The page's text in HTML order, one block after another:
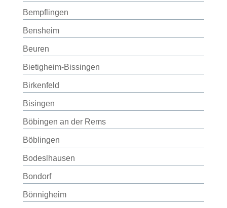
Bempflingen
Bensheim
Beuren
Bietigheim-Bissingen
Birkenfeld
Bisingen
Böbingen an der Rems
Böblingen
Bodeslhausen
Bondorf
Bönnigheim